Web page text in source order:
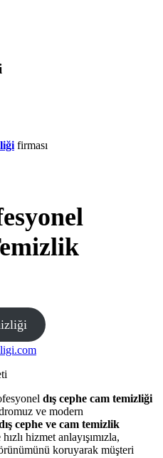
firması
dış cephe cam temizliği
ve modern
cephe ve cam temizlik
hizmet anlayışımızla,
koruyarak müşteri